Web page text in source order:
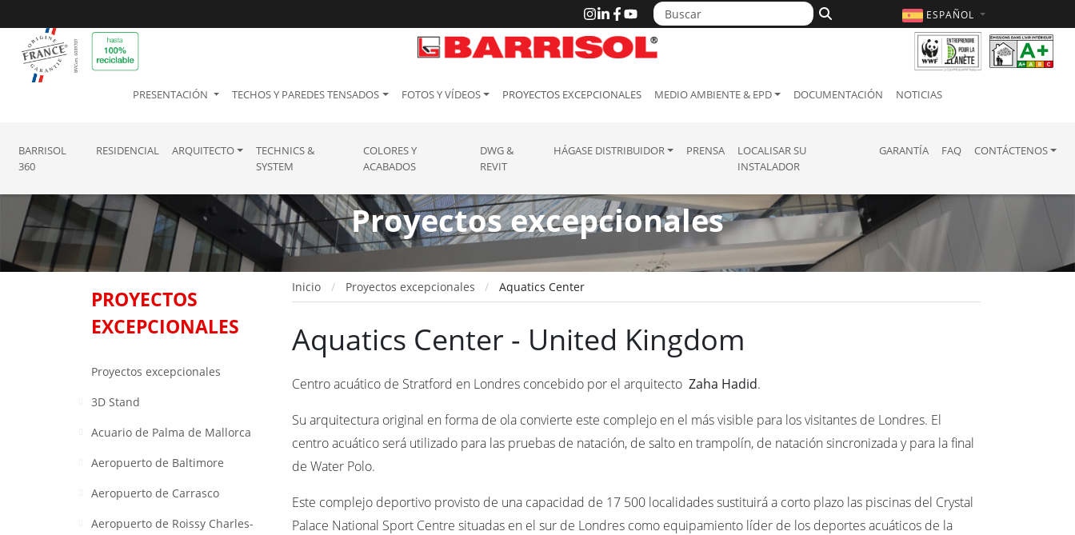
ESPAÑOL
PRESENTACIÓN TECHOS Y PAREDES TENSADOS FOTOS Y VÍDEOS PROYECTOS EXCEPCIONALES MEDIO AMBIENTE & EPD DOCUMENTACIÓN NOTICIAS
BARRISOL
360
RESIDENCIAL ARQUITECTO
TECHNICS &
SYSTEM
COLORES Y
ACABADOS
DWG &
REVIT
HÁGASE DISTRIBUIDOR PRENSA
LOCALISAR SU
INSTALADOR
GARANTÍA FAQ CONTÁCTENOS
Proyectos excepcionales
PROYECTOS
EXCEPCIONALES
Proyectos excepcionales
3D Stand
Acuario de Palma de Mallorca
Aeropuerto de Baltimore
Aeropuerto de Carrasco
Aeropuerto de Roissy Charles-
Inicio Proyectos excepcionales Aquatics Center
Aquatics Center - United Kingdom
Centro acuático de Stratford en Londres concebido por el arquitecto Zaha Hadid.
Su arquitectura original en forma de ola convierte este complejo en el más visible para los visitantes de Londres. El
centro acuático será utilizado para las pruebas de natación, de salto en trampolín, de natación sincronizada y para la final
de Water Polo.
Este complejo deportivo provisto de una capacidad de 17 500 localidades sustituirá a corto plazo las piscinas del Crystal
Palace National Sport Centre situadas en el sur de Londres como equipamiento líder de los deportes acuáticos de la